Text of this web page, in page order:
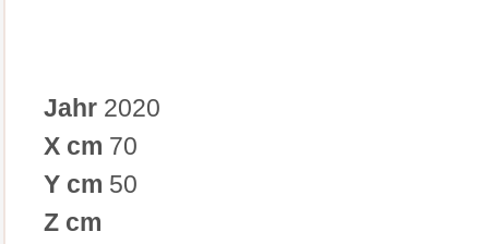
Jahr 2020
X cm 70
Y cm 50
Z cm